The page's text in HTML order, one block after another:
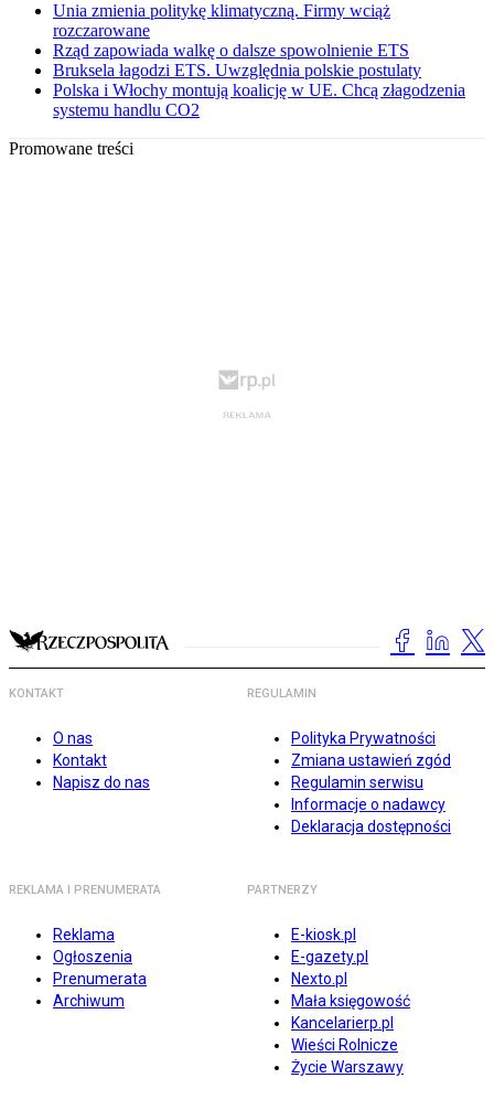
Unia zmienia politykę klimatyczną. Firmy wciąż
rozczarowane
Rząd zapowiada walkę o dalsze spowolnienie ETS
Bruksela łagodzi ETS. Uwzględnia polskie postulaty
Polska i Włochy montują koalicję w UE. Chcą złagodzenia
systemu handlu CO2
Promowane treści
KONTAKT
O nas
Kontakt
Napisz do nas
REGULAMIN
Polityka Prywatności
Zmiana ustawień zgód
Regulamin serwisu
Informacje o nadawcy
Deklaracja dostępności
REKLAMA I PRENUMERATA
Reklama
Ogłoszenia
Prenumerata
Archiwum
PARTNERZY
E-kiosk.pl
E-gazety.pl
Nexto.pl
Mała księgowość
Kancelarierp.pl
Wieści Rolnicze
Życie Warszawy